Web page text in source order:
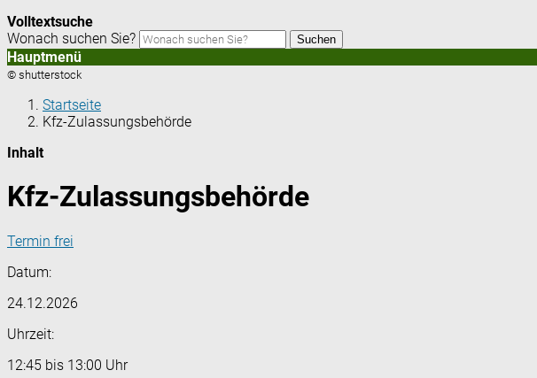
Volltextsuche
Wonach suchen Sie?
Suchen
Hauptmenü
© shutterstock
Startseite
Kfz-Zulassungsbehörde
Inhalt
Kfz-Zulassungsbehörde
Termin frei
Datum:
24.12.2026
Uhrzeit:
12:45 bis 13:00 Uhr